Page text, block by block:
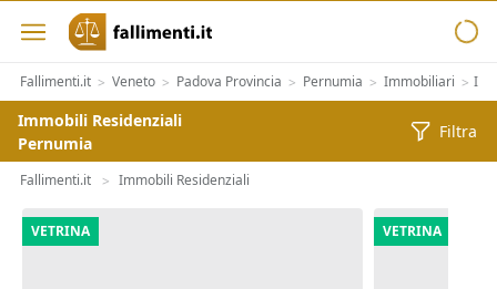
Fallimenti.it > Veneto > Padova Provincia > Pernumia > Immobiliari >
Immobili Residenziali
Pernumia
Filtra
Fallimenti.it > Immobili Residenziali
VETRINA VETRINA